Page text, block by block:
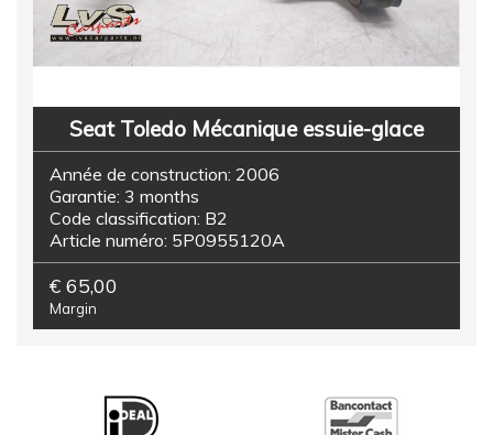
Seat Toledo Mécanique essuie-glace
Année de construction: 2006
Garantie: 3 months
Code classification: B2
Article numéro: 5P0955120A
€ 65,00
Margin